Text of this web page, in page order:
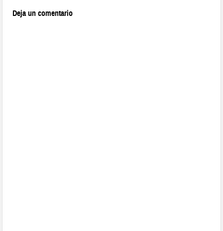
Deja un comentario